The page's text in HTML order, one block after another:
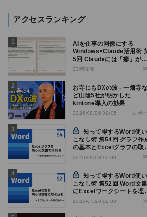
アクセスランキング
AIを仕事の同僚にする
Windows×Claude活用術
5回 Claudeには「癖」があ
る――戸惑いやすい7つの
23時間前
お寺にもDXの波 - 一畑寺な
ど山陰5社が明かした
kintone導入の効果
2026/08/06 09:05 レポ
知って得するWord使い
こなし術 第54回 グラフ作
の基本とExcelグラフの取
込み方法
2026/08/03 11:00
知って得するWord使い
こなし術 第52回 Word文書
にExcelワークシートを埋
込んで表を作る
2026/07/20 11:00